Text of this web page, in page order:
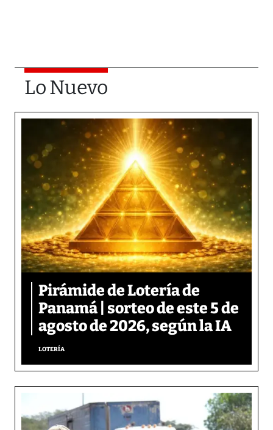
Lo Nuevo
Pirámide de Lotería de
Panamá | sorteo de este 5 de
agosto de 2026, según la IA
LOTERÍA